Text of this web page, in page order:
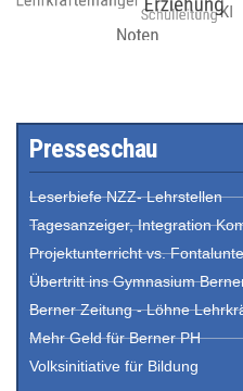
Presseschau
Leserbiefe NZZ- Lehrstellen
Tagesanzeiger, Integration
Projektunterricht vs.
Übertritt ins Gymnasium
Berner Zeitung - Löhne
Mehr Geld für Berner PH
Volksinitiative für Bildung